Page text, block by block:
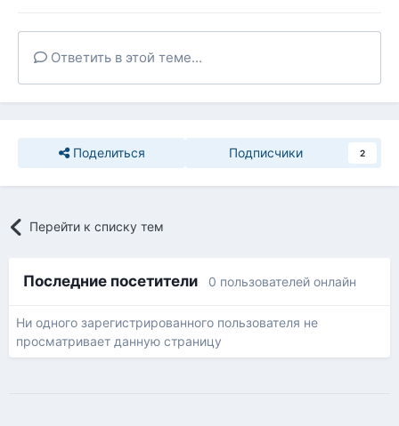
Ответить в этой теме...
Поделиться Подписчики 2
Перейти к списку тем
Последние посетители 0 пользователей онлайн
Ни одного зарегистрированного пользователя не
просматривает данную страницу